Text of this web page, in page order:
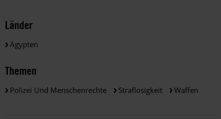
Länder
Ägypten
Themen
Polizei Und Menschenrechte Straflosigkeit Waffen